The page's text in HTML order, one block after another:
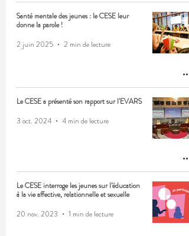
Santé mentale des jeunes : le CESE leur
donne la parole !
2 juin 2025
2 min de lecture
Le CESE a présenté son rapport sur l'EVARS
3 oct. 2024
4 min de lecture
Le CESE interroge les jeunes sur l’éducation
à la vie affective, relationnelle et sexuelle
20 nov. 2023
1 min de lecture